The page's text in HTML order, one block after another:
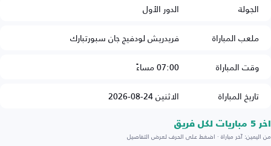
الجولة
الدور الأول
ملعب المباراة
فريدريش لودفيج جان سبورتبارك
وقت المباراة
07:00 مساءً
تاريخ المباراة
الاثنين 24-08-2026
اخر 5 مباريات لكل فريق
من اليمين: آخر مباراة · اضغط على الحرف لعرض التفاصيل